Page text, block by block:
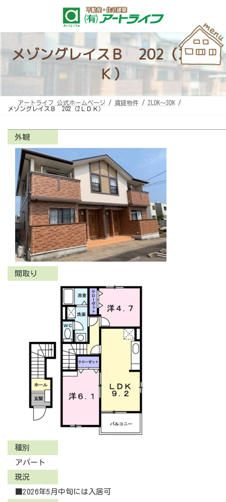
ツ
シ
メゾングレイスＢ 202（2ＬＤ
Ｋ）
アートライフ 公式ホームページ 賃貸物件
2LDK～3DK
メゾングレイスＢ 202（2ＬＤＫ）
外観
間取り
種別
アパート
現況
■2026年5月中旬には入居可